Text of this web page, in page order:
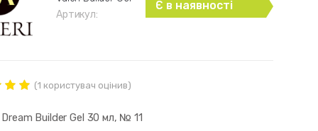
Артикул:
Є в наявності
of
on
(1 користувач оцінив)
Dream Builder Gel 30 мл, № 11